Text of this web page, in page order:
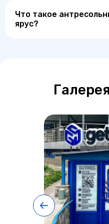
Что такое
ярус?
Галерея